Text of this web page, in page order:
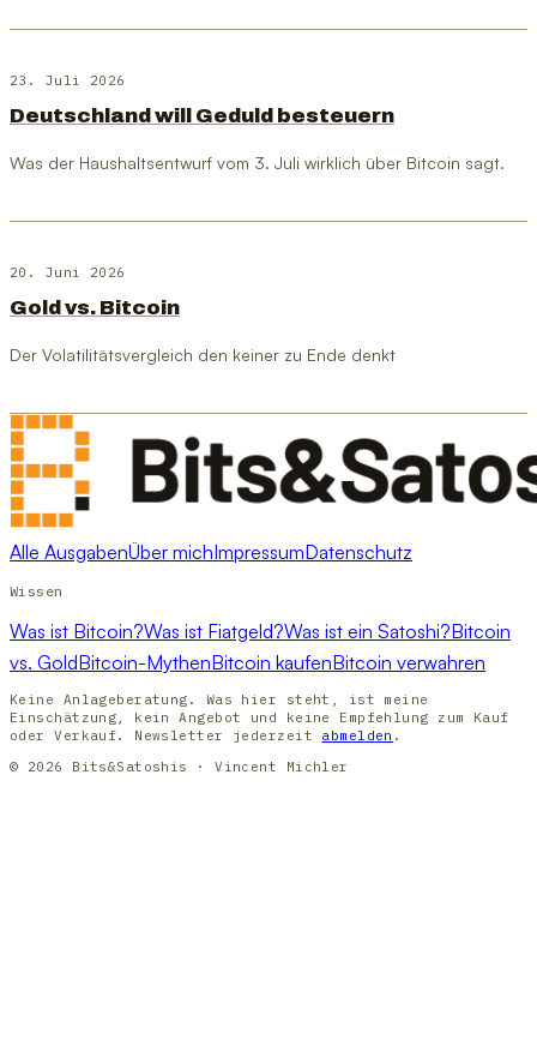
23. Juli 2026
Deutschland will Geduld besteuern
Was der Haushaltsentwurf vom 3. Juli wirklich über Bitcoin sagt.
20. Juni 2026
Gold vs. Bitcoin
Der Volatilitätsvergleich den keiner zu Ende denkt
Alle AusgabenÜber michImpressumDatenschutz
Wissen
Was ist Bitcoin?Was ist Fiatgeld?Was ist ein Satoshi?Bitcoin
vs. GoldBitcoin-MythenBitcoin kaufenBitcoin verwahren
Keine Anlageberatung. Was hier steht, ist meine
Einschätzung, kein Angebot und keine Empfehlung zum Kauf
oder Verkauf. Newsletter jederzeit abmelden .
© 2026 Bits&Satoshis · Vincent Michler